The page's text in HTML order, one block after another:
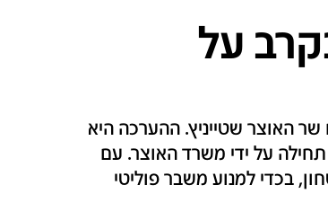
על
האוצר שטייניץ. ההערכה היא
על ידי משרד האוצר. עם
בכדי למנוע משבר פוליטי